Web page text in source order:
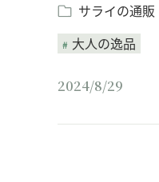
サライの通
大人の逸品
2024/8/29